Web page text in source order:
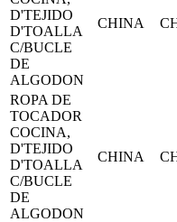
D'TEJIDO
D'TOALLA
C/BUCLE
DE
ALGODON
CHINA
ROPA DE
TOCADOR
COCINA,
D'TEJIDO
D'TOALLA
C/BUCLE
DE
ALGODON
CHINA